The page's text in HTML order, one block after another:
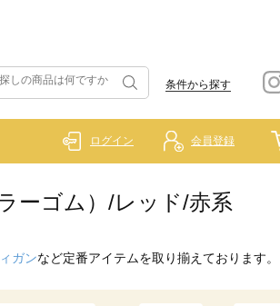
条件から探す
ログイン 会員登録
ーゴム）/レッド/赤系
ガンなど定番アイテムを取り揃えております。